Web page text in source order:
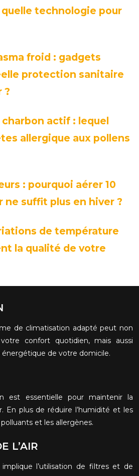
technologie pour
froid : gadgets
protection sanitaire
?
charbon actif : lequel
allergique aux pollens
: pourquoi aérer 10
ne suffit plus en hiver ?
de température
la qualité de votre
de climatisation adapté peut non
confort quotidien, mais aussi
énergétique de votre domicile.
est essentielle pour maintenir la
En plus de réduire l’humidité et les
et les allergènes.
L’AIR
l’utilisation de filtres et de